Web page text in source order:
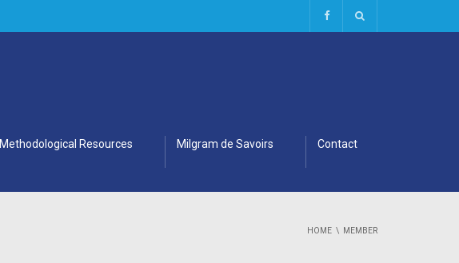
Methodological Resources Milgram de Savoirs Contact
HOME MEMBER